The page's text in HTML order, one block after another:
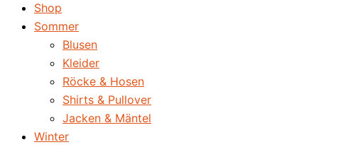
Shop
Sommer
Blusen
Kleider
Röcke & Hosen
Shirts & Pullover
Jacken & Mäntel
Winter